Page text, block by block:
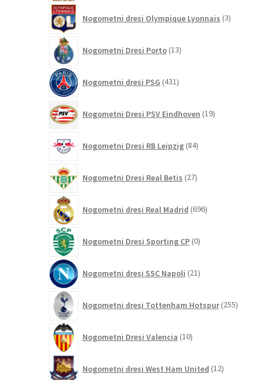
Nogometni dresi Olympique Lyonnais 3izdelki
Nogometni Dresi Porto 13izdelkov
Nogometni dresi PSG 431izdelkov
Nogometni Dresi PSV Eindhoven 19izdelkov
Nogometni Dresi RB Leipzig 84izdelkov
Nogometni Dresi Real Betis 27izdelkov
Nogometni dresi Real Madrid 696izdelkov
Nogometni Dresi Sporting CP 0izdelkov
Nogometni dresi SSC Napoli 21izdelkov
Nogometni dresi Tottenham Hotspur 255
Nogometni Dresi Valencia 10izdelkov
Nogometni dresi West Ham United 12izdelkov